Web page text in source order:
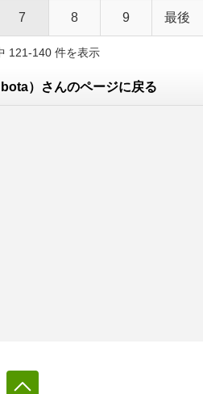
7 8 9 最後
121-140 件を表示
）さんのページに戻る